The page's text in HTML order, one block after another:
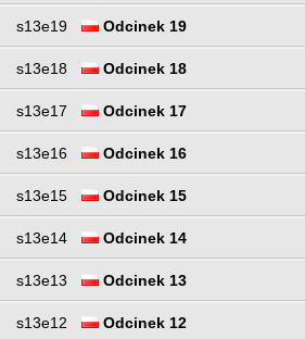
s13e19 Odcinek 19
s13e18 Odcinek 18
s13e17 Odcinek 17
s13e16 Odcinek 16
s13e15 Odcinek 15
s13e14 Odcinek 14
s13e13 Odcinek 13
s13e12 Odcinek 12